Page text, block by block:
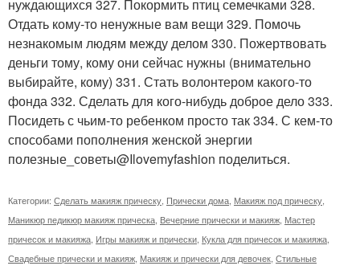
нуждающихся 327. Покормить птиц семечками 328.
Отдать кому-то ненужные вам вещи 329. Помочь
незнакомым людям между делом 330. Пожертвовать
деньги тому, кому они сейчас нужны (внимательно
выбирайте, кому) 331. Стать волонтером какого-то
фонда 332. Сделать для кого-нибудь доброе дело 333.
Посидеть с чьим-то ребенком просто так 334. С кем-то
способами пополнения женской энергии
полезные_советы@Ilovemyfashion поделиться.
Категории: Сделать макияж прическу, Прически дома, Макияж под прическу,
Маникюр педикюр макияж прическа, Вечерние прически и макияж, Мастер
причесок и макияжа, Игры макияж и прически, Кукла для причесок и макияжа,
Свадебные прически и макияж, Макияж и прически для девочек, Стильные